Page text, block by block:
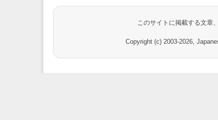
このサイトに掲載する文章
Copyright (c) 2003-2026,